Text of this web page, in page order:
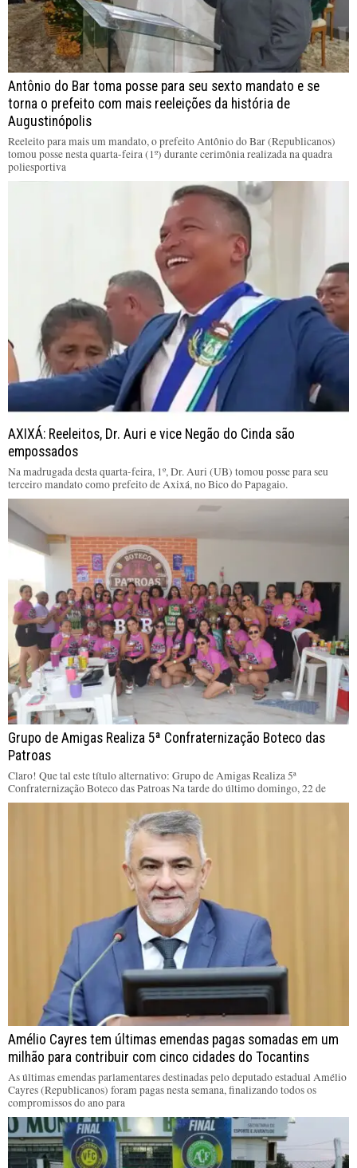
Antônio do Bar toma posse para seu sexto mandato e se
torna o prefeito com mais reeleições da história de
Augustinópolis
Reeleito para mais um mandato, o prefeito Antônio do Bar (Republicanos)
tomou posse nesta quarta-feira (1º) durante cerimônia realizada na quadra
poliesportiva
AXIXÁ: Reeleitos, Dr. Auri e vice Negão do Cinda são
empossados
Na madrugada desta quarta-feira, 1º, Dr. Auri (UB) tomou posse para seu
terceiro mandato como prefeito de Axixá, no Bico do Papagaio.
Grupo de Amigas Realiza 5ª Confraternização Boteco das
Patroas
Claro! Que tal este título alternativo: Grupo de Amigas Realiza 5ª
Confraternização Boteco das Patroas Na tarde do último domingo, 22 de
Amélio Cayres tem últimas emendas pagas somadas em um
milhão para contribuir com cinco cidades do Tocantins
As últimas emendas parlamentares destinadas pelo deputado estadual Amélio
Cayres (Republicanos) foram pagas nesta semana, finalizando todos os
compromissos do ano para